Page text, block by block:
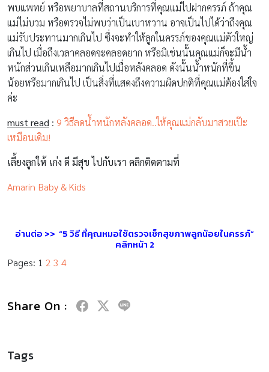
พบแพทย์ หรือพยาบาลที่สถานบริการที่คุณแม่ไปฝากครรภ์ ถ้าคุณ
แม่ไม่บวม หรือตรวจไม่พบว่าเป็นเบาหวาน อาจเป็นไปได้ว่าถึงคุณ
แม่รับประทานมากเกินไป ซึ่งจะทำให้ลูกในครรภ์ของคุณแม่ตัวใหญ่
เกินไป เมื่อถึงเวลาคลอดจะคลอดยาก หรือมิเช่นนั้นคุณแม่ก็จะมีน้ำ
หนักส่วนเกินเหลือมากเกินไปเมื่อหลังคลอด ดังนั้นน้ำหนักที่ขึ้น
น้อยหรือมากเกินไป เป็นสิ่งที่แสดงถึงความผิดปกติที่คุณแม่ต้องใส่ใจ
ค่ะ
must read : 9 วิธีลดน้ำหนักหลังคลอด..ให้คุณแม่กลับมาสวยเป๊ะ
เหมือนเดิม!
เลี้ยงลูกให้ เก่ง ดี มีสุข ไปกับเรา คลิกติดตามที่
Amarin Baby & Kids
อ่านต่อ >> “5 วิธี ที่คุณหมอใช้ตรวจเช็กสุขภาพลูกน้อยในครรภ์”
คลิกหน้า 2
Pages: 1 2 3 4
Share On :
Tags